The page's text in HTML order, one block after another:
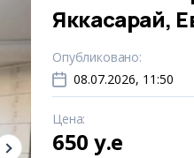
Яккасарай,
Опубликовано:
08.07.2026, 11:50
Цена:
650 y.e